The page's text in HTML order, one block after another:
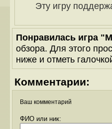
Эту игру
Понравилась игра
обзора. Для этого
ниже и отметь
Комментарии:
Ваш комментарий
ФИО или ник: